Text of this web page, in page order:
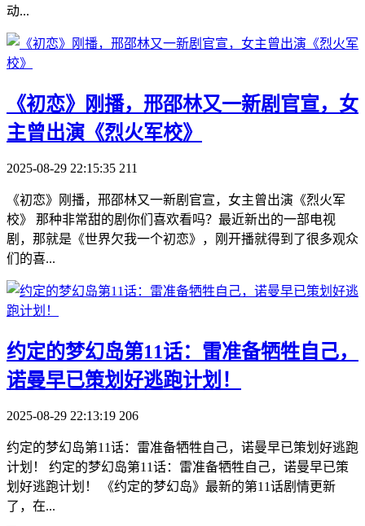
动...
​《初恋》刚播，邢邵林又一新剧官宣，女
主曾出演《烈火军校》
2025-08-29 22:15:35 211
《初恋》刚播，邢邵林又一新剧官宣，女主曾出演《烈火军
校》 那种非常甜的剧你们喜欢看吗？最近新出的一部电视
剧，那就是《世界欠我一个初恋》，刚开播就得到了很多观众
们的喜...
​约定的梦幻岛第11话：雷准备牺牲自己，
诺曼早已策划好逃跑计划！
2025-08-29 22:13:19 206
约定的梦幻岛第11话：雷准备牺牲自己，诺曼早已策划好逃跑
计划！ 约定的梦幻岛第11话：雷准备牺牲自己，诺曼早已策
划好逃跑计划！ 《约定的梦幻岛》最新的第11话剧情更新
了，在...